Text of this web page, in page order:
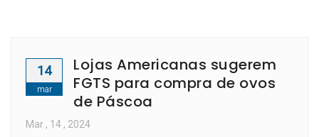
14
mar
Lojas Americanas sugerem
FGTS para compra de ovos
de Páscoa
Mar , 14 , 2024